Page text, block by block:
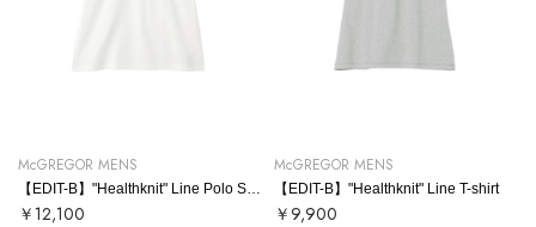
McGREGOR MENS
￥12,100
McGREGOR MENS
【EDIT-B】"Healthknit" Line T-shirt
￥9,900